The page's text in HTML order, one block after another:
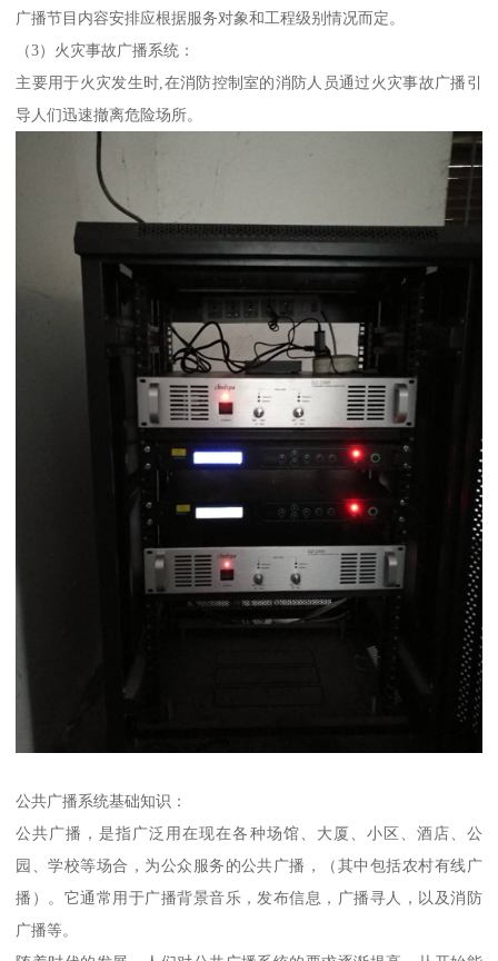
广播节目内容安排应根据服务对象和工程级别情况而定。
（3）火灾事故广播系统：
主要用于火灾发生时,在消防控制室的消防人员通过火灾事故广播引
导人们迅速撤离危险场所。
公共广播系统基础知识：
公共广播，是指广泛用在现在各种场馆、大厦、小区、酒店、公
园、学校等场合，为公众服务的公共广播，（其中包括农村有线广
播）。它通常用于广播背景音乐，发布信息，广播寻人，以及消防
广播等。